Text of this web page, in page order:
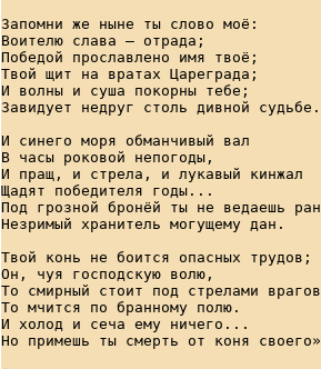
Запомни же ныне ты слово моё:
Воителю слава — отрада;
Победой прославлено имя твоё;
Твой щит на вратах Цареграда;
И волны и суша покорны тебе;
Завидует недруг столь дивной
И синего моря обманчивый вал
В часы роковой непогоды,
И пращ, и стрела, и лукавый
Щадят победителя годы...
Под грозной бронёй ты не
Незримый хранитель могущему
Твой конь не боится опасных
Он, чуя господскую волю,
То смирный стоит под стрелами
То мчится по бранному полю.
И холод и сеча ему ничего...
Но примешь ты смерть от коня